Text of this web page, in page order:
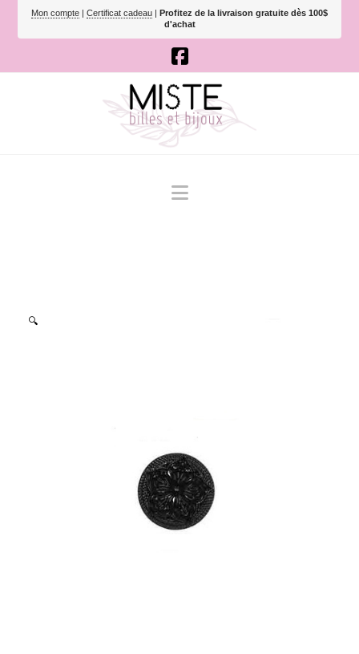
Mon compte | Certificat cadeau | Profitez de la livraison gratuite dès 100$
d'achat
Navigation
🔍